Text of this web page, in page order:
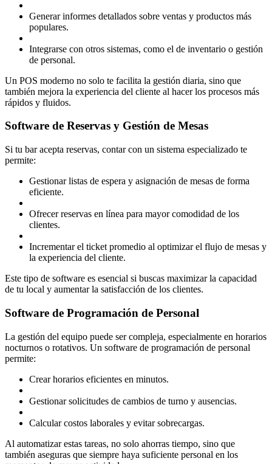
Generar informes detallados sobre ventas y productos más
populares.
Integrarse con otros sistemas, como el de inventario o gestión
de personal.
Un POS moderno no solo te facilita la gestión diaria, sino que
también mejora la experiencia del cliente al hacer los procesos más
rápidos y fluidos.
Software de Reservas y Gestión de Mesas
Si tu bar acepta reservas, contar con un sistema especializado te
permite:
Gestionar listas de espera y asignación de mesas de forma
eficiente.
Ofrecer reservas en línea para mayor comodidad de los
clientes.
Incrementar el ticket promedio al optimizar el flujo de mesas y
la experiencia del cliente.
Este tipo de software es esencial si buscas maximizar la capacidad
de tu local y aumentar la satisfacción de los clientes.
Software de Programación de Personal
La gestión del equipo puede ser compleja, especialmente en horarios
nocturnos o rotativos. Un software de programación de personal
permite:
Crear horarios eficientes en minutos.
Gestionar solicitudes de cambios de turno y ausencias.
Calcular costos laborales y evitar sobrecargas.
Al automatizar estas tareas, no solo ahorras tiempo, sino que
también aseguras que siempre haya suficiente personal en los